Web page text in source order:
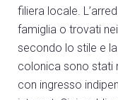
filiera locale.
famiglia o trovati
secondo lo stile e
colonica sono stati
con ingresso